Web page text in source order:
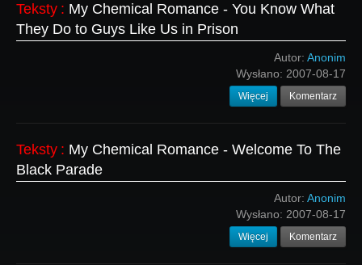
Teksty : My Chemical Romance - You Know What
They Do to Guys Like Us in Prison
Autor: Anonim
Wysłano: 2007-08-17
Więcej Komentarz
Teksty : My Chemical Romance - Welcome To The
Black Parade
Autor: Anonim
Wysłano: 2007-08-17
Więcej Komentarz